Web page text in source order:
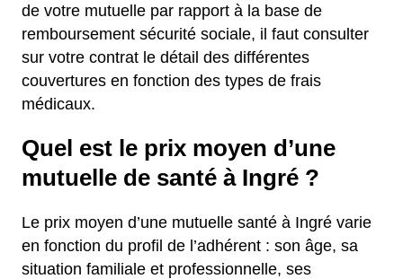
de votre mutuelle par rapport à la base de
remboursement sécurité sociale, il faut consulter
sur votre contrat le détail des différentes
couvertures en fonction des types de frais
médicaux.
Quel est le prix moyen d’une
mutuelle de santé à Ingré ?
Le prix moyen d’une mutuelle santé à Ingré varie
en fonction du profil de l’adhérent : son âge, sa
situation familiale et professionnelle, ses